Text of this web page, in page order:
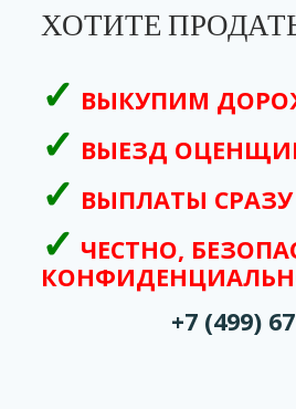
ХОТИТЕ
ВЫКУПИМ
ВЫЕЗД
ВЫПЛАТЫ СРАЗУ
ЧЕСТНО,
+7 (499)